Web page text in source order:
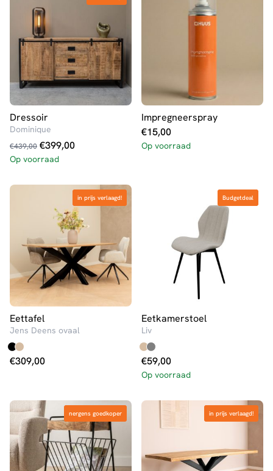
Dressoir
Dominique
€439,00
Oorspronkelijke
prijs
€439,00.
€399,00
Huidige
prijs
€399,00.
Op voorraad
Impregneerspray
€15,00
Op voorraad
in prijs verlaagd!
in prijs verlaagd!
Eettafel
Jens Deens ovaal
€309,00
Budgetdeal
Budgetdeal
Eetkamerstoel
Liv
€59,00
Op voorraad
nergens goedkoper
nergens goedkoper in prijs verlaagd!
in prijs verlaagd!